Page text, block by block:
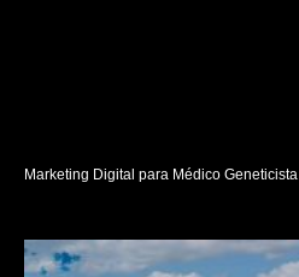
Marketing Digital para Médico Geneticista